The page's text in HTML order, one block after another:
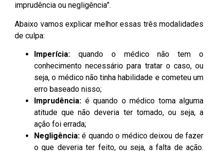
imprudência ou negligência”.
Abaixo vamos explicar melhor essas três modalidades
de culpa:
Imperícia: quando o médico não tem o
conhecimento necessário para tratar o caso, ou
seja, o médico não tinha habilidade e cometeu um
erro baseado nisso;
Imprudência: é quando o médico toma alguma
atitude que não deveria ter tomado, ou seja, a
ação foi errada;
Negligência: é quando o médico deixou de fazer
o que deveria ter feito, ou seja, a falta de ação.